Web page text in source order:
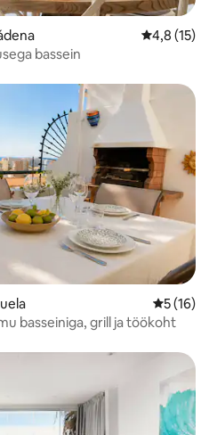
Keskmine
4,8 (15)
bassein
Keskmine
5 (16)
basseiniga, grill ja töökoht